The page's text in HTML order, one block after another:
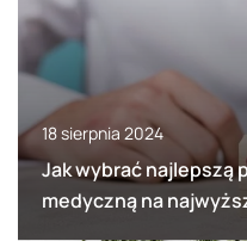
18 sierpnia 2024
Jak wybrać najlepszą
medyczną na